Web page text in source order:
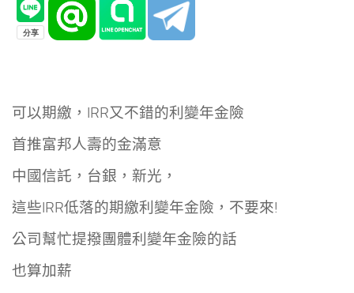
可以期繳，IRR又不錯的利變年金險
首推富邦人壽的金滿意
中國信託，台銀，新光，
這些IRR低落的期繳利變年金險，不要來!
公司幫忙提撥團體利變年金險的話
也算加薪